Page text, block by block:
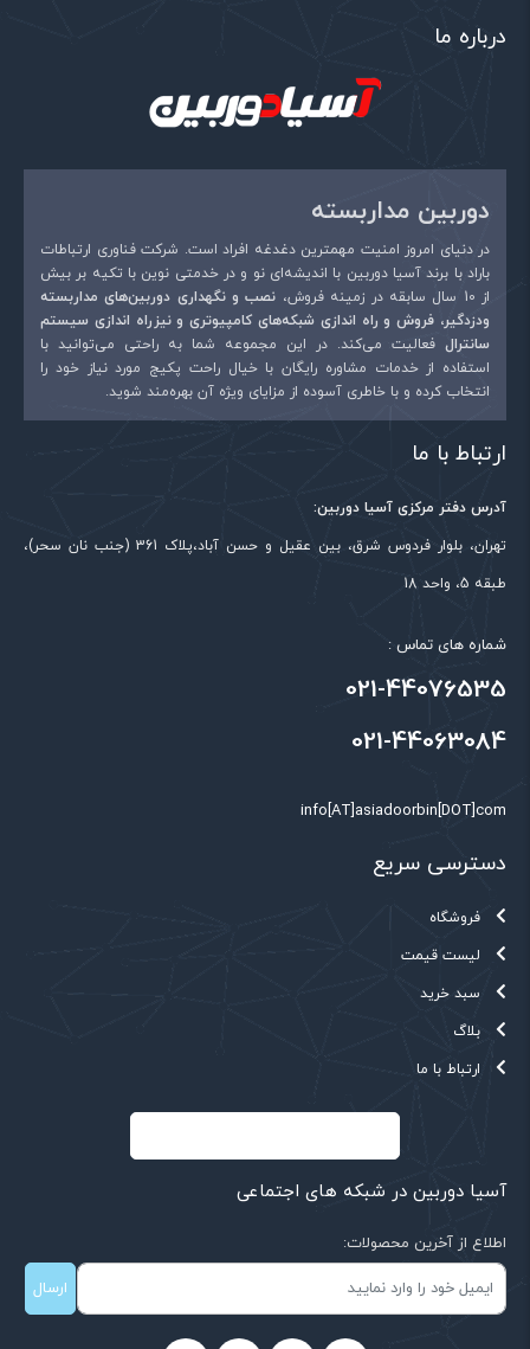
ایمیل
درباره ما
دوربین مداربسته
در دنیای امروز امنیت مهمترین دغدغه افراد است. شرکت فناوری ارتباطات
باراد با برند آسیا دوربین با اندیشه‌ای نو و در خدمتی نوین با تکیه بر بیش
از 10 سال سابقه در زمینه فروش،
نصب و نگهداری دوربین‌های مداربسته
ودزدگیر، فروش و راه اندازی شبکه‌های کامپیوتری و نیزراه اندازی سیستم
سانترال فعالیت می‌کند. در این مجموعه شما به راحتی می‌توانید با
استفاده از خدمات مشاوره رایگان با خیال راحت پکیج مورد نیاز خود را
انتخاب کرده و با خاطری آسوده از مزایای ویژه آن بهره‌مند شوید.
ارتباط با ما
آدرس دفتر مرکزی آسیا دوربین:
تهران، بلوار فردوس شرق، بین عقیل و حسن آباد،پلاک 361 (جنب نان سحر)،
طبقه 5، واحد 18
شماره های تماس :
021-44076535
021-44063084
info[AT]asiadoorbin[DOT]com
دسترسی سریع
فروشگاه
لیست قیمت
سبد خرید
بلاگ
ارتباط با ما
آسیا دوربین در شبکه های اجتماعی
اطلاع از آخرین محصولات:
ارسال